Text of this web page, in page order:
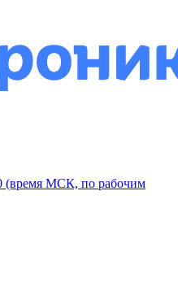
(время МСК, по рабочим